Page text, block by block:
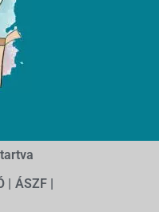
| ÁSZF |